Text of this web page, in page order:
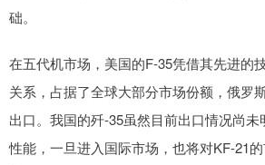
础。
在五代机市场，美国的F-35凭借其先进的
关系，占据了全球大部分市场份额，俄罗
出口。我国的歼-35虽然目前出口情况尚
性能，一旦进入国际市场，也将对KF-21